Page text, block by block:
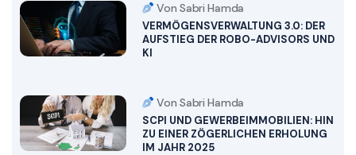
Von Sabri Hamda
VERMÖGENSVERWALTUNG 3.0: DER
AUFSTIEG DER ROBO-ADVISORS UND
KI
Von Sabri Hamda
SCPI UND GEWERBEIMMOBILIEN: HIN
ZU EINER ZÖGERLICHEN ERHOLUNG
IM JAHR 2025